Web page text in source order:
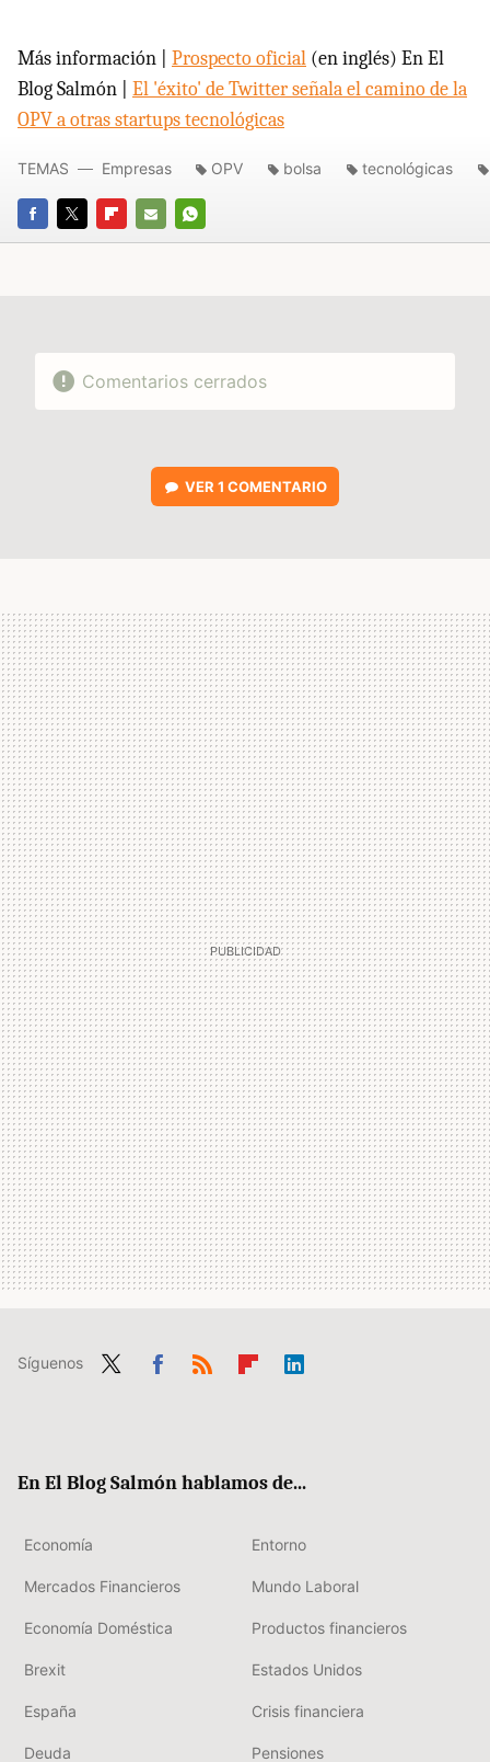
Más información | Prospecto oficial (en inglés) En El
Blog Salmón | El 'éxito' de Twitter señala el camino de la
OPV a otras startups tecnológicas
FACEBOOK
TWITTERFLIPBOARD
E-
WHATSAPP
TEMAS Empresas OPV bolsa tecnológicas
Comentarios cerrados
VER 1 COMENTARIO
Síguenos
En El Blog Salmón hablamos de...
Economía Entorno
Mercados Financieros Mundo Laboral
Economía Doméstica Productos financieros
Brexit Estados Unidos
España Crisis financiera
Deuda Pensiones